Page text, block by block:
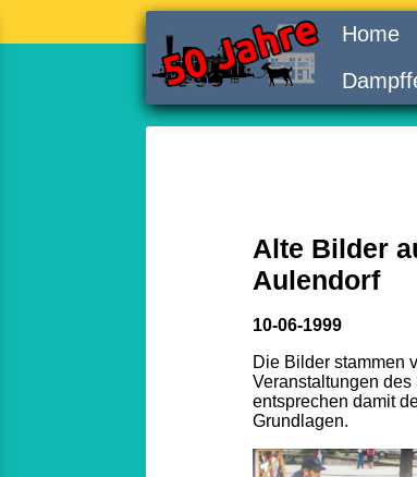
Home
Alte Bilder
Aulendorf
10-06-1999
Die Bilder stammen
Veranstaltungen des
entsprechen damit
Grundlagen.